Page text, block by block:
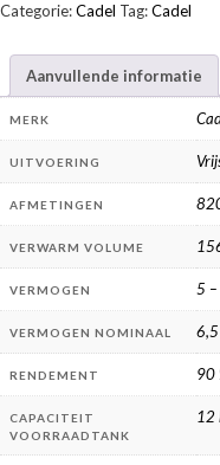
Categorie:Cadel Tag:Cadel
Aanvullende informatie
MERK
UITVOERING
AFMETINGEN
VERWARM VOLUME
VERMOGEN 5
VERMOGEN NOMINAAL
RENDEMENT 90
CAPACITEIT
VOORRAADTANK
12